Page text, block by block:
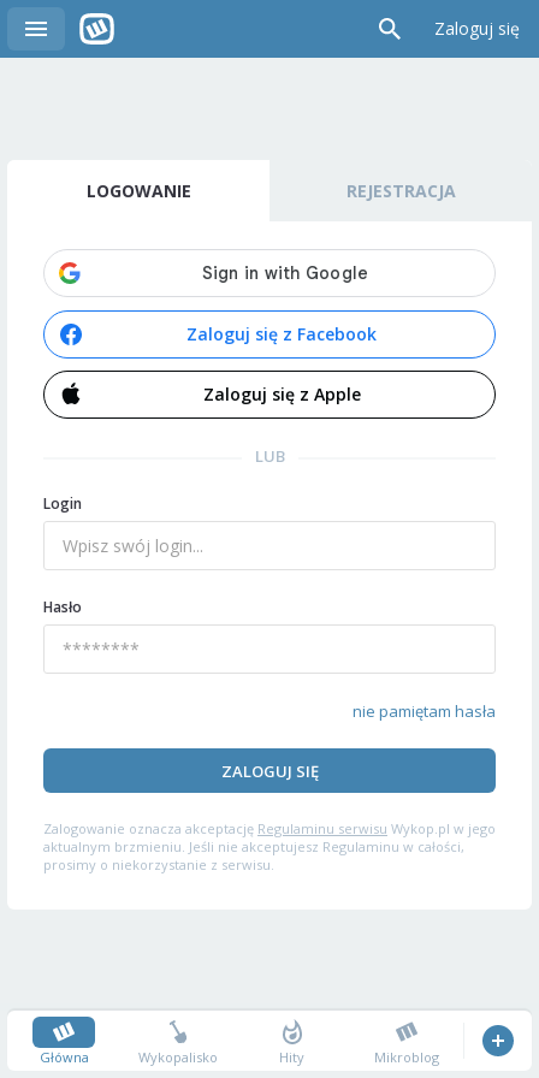
Zaloguj się
LOGOWANIE REJESTRACJA
Zaloguj się z Facebook
Zaloguj się z Apple
LUB
Login
Hasło
nie pamiętam hasła
ZALOGUJ SIĘ
Zalogowanie oznacza akceptację Regulaminu serwisu Wykop.pl w jego
aktualnym brzmieniu. Jeśli nie akceptujesz Regulaminu w całości,
prosimy o niekorzystanie z serwisu.
Główna Wykopalisko Hity Mikroblog